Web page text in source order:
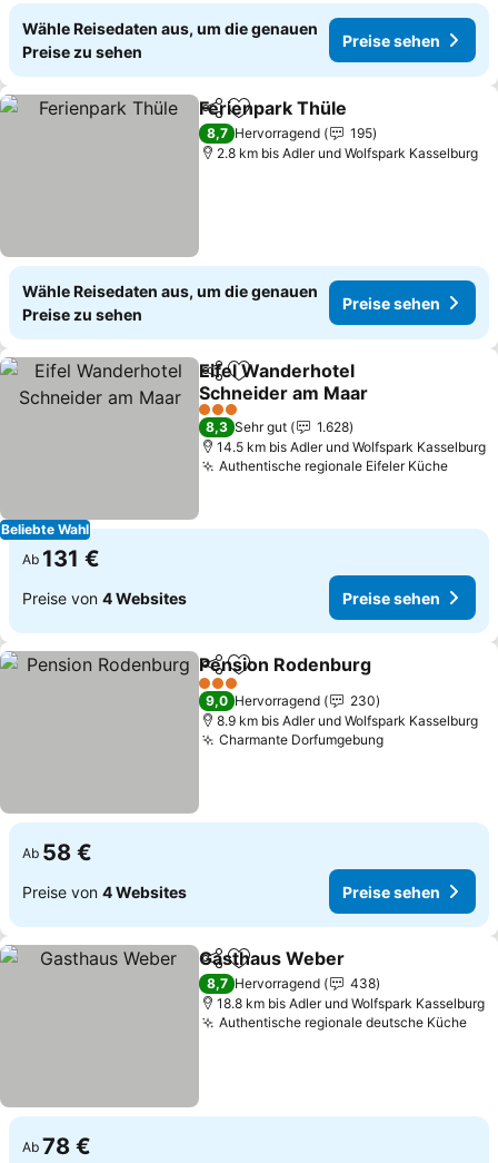
Wähle Reisedaten aus, um die genauen
Preise zu sehen
Preise sehen
TeilenZu Favoriten hinzufügen
Ferienpark Thüle
8,7 Hervorragend
195
2.8 km bis Adler und Wolfspark Kasselburg
Wähle Reisedaten aus, um die genauen
Preise zu sehen
Preise sehen
Beliebte Wahl
TeilenZu Favoriten hinzufügen
Eifel Wanderhotel
Schneider am Maar
Preise sehen
3 Sterne
8,3 Sehr gut
1.628
14.5 km bis Adler und Wolfspark Kasselburg
Authentische regionale Eifeler Küche
Ab 131 €
Preise von 4 Websites Preise sehen
TeilenZu Favoriten hinzufügen
Pension Rodenburg
3 Sterne
9,0 Hervorragend
230
8.9 km bis Adler und Wolfspark Kasselburg
Charmante DorfumgebungPreise sehen
Ab 58 €
Preise von 4 Websites Preise sehen
TeilenZu Favoriten hinzufügen
Gasthaus Weber
8,7 Hervorragend
438
18.8 km bis Adler und Wolfspark Kasselburg
Authentische regionale deutsche Küche
Ab 78 €